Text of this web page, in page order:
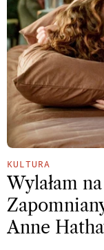
KULTURA
Wylałam
Anne